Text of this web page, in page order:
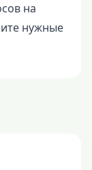
на
нужные